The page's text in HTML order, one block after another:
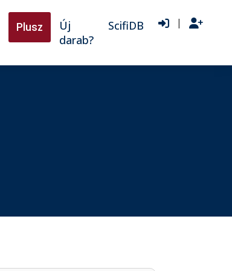
Plusz
Új
darab?
ScifiDB |